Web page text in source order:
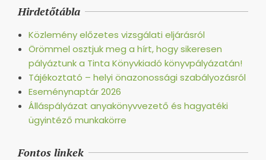
Hirdetőtábla
Közlemény előzetes vizsgálati eljárásról
Örömmel osztjuk meg a hírt, hogy sikeresen
pályáztunk a Tinta Könyvkiadó könyvpályázatán!
Tájékoztató – helyi önazonossági szabályozásról
Eseménynaptár 2026
Álláspályázat anyakönyvvezető és hagyatéki
ügyintéző munkakörre
Fontos linkek